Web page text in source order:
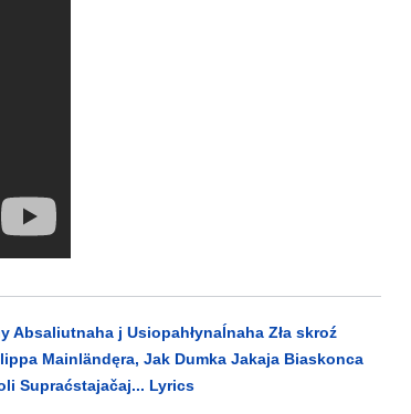
j Usiopahłynaĺnaha Zła skroź
Mainländęra, Jak Dumka Jakaja Biaskonca
Supraćstajačaj... Lyrics